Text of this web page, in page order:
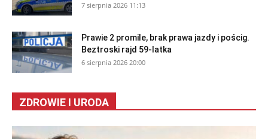
7 sierpnia 2026 11:13
Prawie 2 promile, brak prawa jazdy i pościg.
Beztroski rajd 59-latka
6 sierpnia 2026 20:00
ZDROWIE I URODA